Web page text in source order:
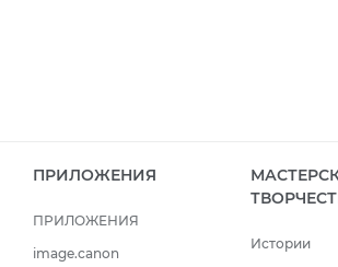
ПРИЛОЖЕНИЯ
ПРИЛОЖЕНИЯ
image.canon
Истории